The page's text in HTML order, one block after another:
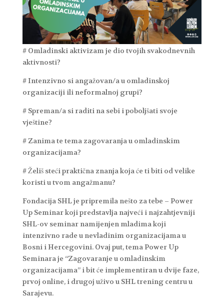
# Omladinski aktivizam je dio tvojih svakodnevnih
aktivnosti?
# Intenzivno si angažovan/a u omladinskoj
organizaciji ili neformalnoj grupi?
# Spreman/a si raditi na sebi i poboljšati svoje
vještine?
# Zanima te tema zagovaranja u omladinskim
organizacijama?
# Želiš steći praktična znanja koja će ti biti od velike
koristi u tvom angažmanu?
Fondacija SHL je pripremila nešto za tebe – Power
Up Seminar koji predstavlja najveći i najzahtjevniji
SHL-ov seminar namijenjen mladima koji
intenzivno rade u nevladinim organizacijama u
Bosni i Hercegovini. Ovaj put, tema Power Up
Seminara je “Zagovaranje u omladinskim
organizacijama” i bit će implementiran u dvije faze,
prvoj online, i drugoj uživo u SHL trening centru u
Sarajevu.